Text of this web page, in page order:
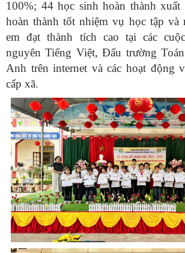
100%; 44 học sinh hoàn thành xuất
hoàn thành tốt nhiệm vụ học tập và
em đạt thành tích cao tại các
nguyên Tiếng Việt, Đấu trường
Anh trên internet và các hoạt động
cấp xã.